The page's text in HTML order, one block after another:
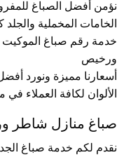
نؤمن أفضل الصباغ
الخامات المخملية والجلد
خدمة رقم صباغ الموكيت
ورخيص
أسعارنا مميزة ونورد
الألوان لكافة العملاء
صباغ منازل شاطر
نقدم لكم خدمة صباغ